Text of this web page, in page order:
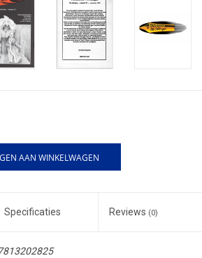
AAN WINKELWAGEN
Specificaties Reviews (0)